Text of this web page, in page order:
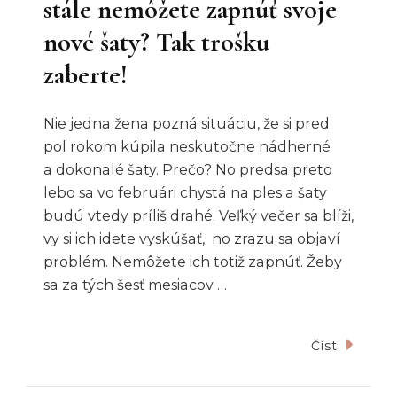
stále nemôžete zapnúť svoje
nové šaty? Tak trošku
zaberte!
Nie jedna žena pozná situáciu, že si pred
pol rokom kúpila neskutočne nádherné
a dokonalé šaty. Prečo? No predsa preto
lebo sa vo februári chystá na ples a šaty
budú vtedy príliš drahé. Veľký večer sa blíži,
vy si ich idete vyskúšať, no zrazu sa objaví
problém. Nemôžete ich totiž zapnúť. Žeby
sa za tých šesť mesiacov …
Číst